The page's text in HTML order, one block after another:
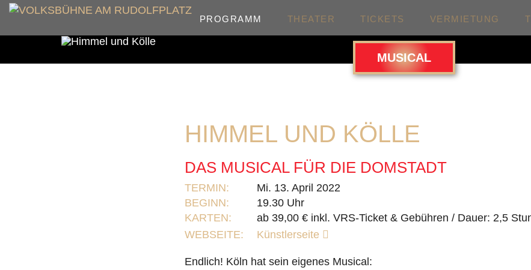
PROGRAMM THEATER TICKETS VERMIETUNG
MUSICAL
HIMMEL UND KÖLLE
DAS MUSICAL FÜR DIE DOMSTADT
TERMIN:
Mi. 13. April 2022
BEGINN:
19.30 Uhr
KARTEN:
ab 39,00 € inkl. VRS-Ticket & Gebühren / Dauer: 2,5
WEBSEITE:
Künstlerseite
Endlich! Köln hat sein eigenes Musical: